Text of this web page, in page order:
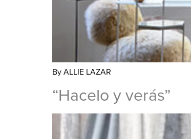
By ALLIE LAZAR
“Hacelo y verás”